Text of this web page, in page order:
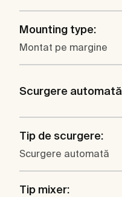
Mounting type:
Montat pe margine
Scurgere automată
Tip de scurgere:
Scurgere automată
Tip mixer: